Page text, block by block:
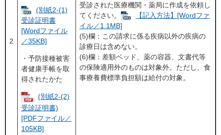
2
(別紙2-(1)
受診証明書
[Wordファイル
／35KB]
・予防接種被害
者健康手帳を取
得されたかた
(別紙2-(2)
受診証明書)
[PDFファイル／
105KB]
受診された医療機関・薬局に作成を依頼し
てください。
【記入方法】[Wordファ
イル／1.1MB]
(5)欄：この請求に係る疾病以外の疾病の
診療日は含めない。
(6)欄：差額ベッド、薬の容器、文書代等
の保険適用外のものは対象外。ただし、食
事療養費標準負担額は給付の対象。